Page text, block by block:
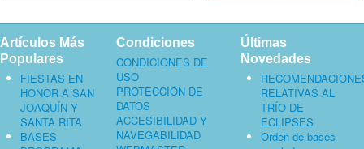
Artículos Más
Populares
FIESTAS EN
HONOR A SAN
JOAQUÍN Y
SANTA RITA
BASES
Condiciones
CONDICIONES DE
USO
PROTECCIÓN DE
DATOS
ACCESIBILIDAD Y
NAVEGABILIDAD
Últimas
Novedades
RELATIVAS AL
TRÍO DE
ECLIPSES
Orden de bases